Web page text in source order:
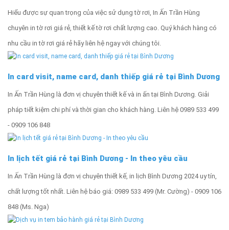
Hiểu được sự quan trọng của việc sử dụng tờ rơi, In Ấn Trần Hùng
chuyên in tờ rơi giá rẻ, thiết kế tờ rơi chất lượng cao. Quý khách hàng có
nhu cầu in tờ rơi giá rẻ hãy liên hệ ngay với chúng tôi.
In card visit, name card, danh thiếp giá rẻ tại Bình Dương
In Ấn Trần Hùng là đơn vị chuyên thiết kế và in ấn tại Bình Dương. Giải
pháp tiết kiệm chi phí và thời gian cho khách hàng. Liên hệ 0989 533 499
- 0909 106 848
In lịch tết giá rẻ tại Bình Dương - In theo yêu cầu
In Ấn Trần Hùng là đơn vị chuyên thiết kế, in lịch Bình Dương 2024 uy tín,
chất lượng tốt nhất. Liên hệ báo giá: 0989 533 499 (Mr. Cường) - 0909 106
848 (Ms. Nga)